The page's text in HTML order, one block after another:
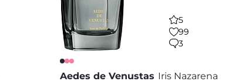
5
99
3
Aedes de Venustas Iris Nazarena